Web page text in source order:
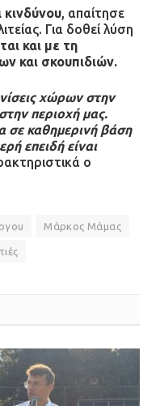
οχήματα 4×4
Προστασία
τα ναρκωτικά
κινδύνου, απαίτησε
Για δοθεί λύση
και με τη
και σκουπιδιών.
χώρων στην
περιοχή μας.
καθημερινή βάση
επειδή είναι
ο
Μάρκος Μάμας